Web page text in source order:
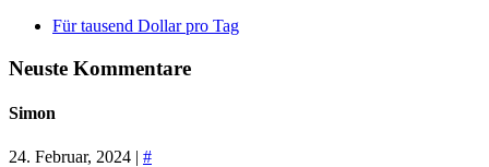
Für tausend Dollar pro Tag
Neuste Kommentare
Simon
24. Februar, 2024 | #